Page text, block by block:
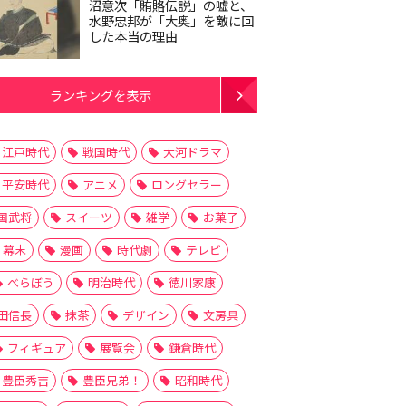
沼意次「賄賂伝説」の嘘と、
水野忠邦が「大奥」を敵に回
した本当の理由
ランキングを表示
江戸時代 戦国時代
大河ドラマ
平安時代
アニメ
ロングセラー
武将
スイーツ 雑学
お菓子
幕末
漫画 時代劇
テレビ
べらぼう
明治時代
徳川家康
信長
抹茶 デザイン
文房具
フィギュア
展覧会
鎌倉時代
豊臣秀吉
豊臣兄弟！
昭和時代